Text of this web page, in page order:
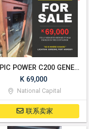
TROPIC POWER C200 GENERATOR
K 69,000
National Capital
联系卖家